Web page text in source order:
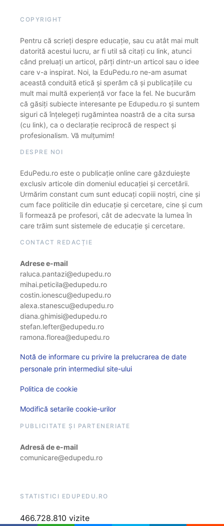
COPYRIGHT
Pentru că scrieți despre educație, sau cu atât mai mult
datorită acestui lucru, ar fi util să citați cu link, atunci
când preluați un articol, părți dintr-un articol sau o idee
care v-a inspirat. Noi, la EduPedu.ro ne-am asumat
această conduită etică și sperăm că și publicațiile cu
mult mai multă experiență vor face la fel. Ne bucurăm
că găsiți subiecte interesante pe Edupedu.ro și suntem
siguri că înțelegeți rugămintea noastră de a cita sursa
(cu link), ca o declarație reciprocă de respect și
profesionalism. Vă mulțumim!
DESPRE NOI
EduPedu.ro este o publicație online care găzduiește
exclusiv articole din domeniul educației și cercetării.
Urmărim constant cum sunt educați copiii noștri, cine și
cum face politicile din educație și cercetare, cine și cum
îi formează pe profesori, cât de adecvate la lumea în
care trăim sunt sistemele de educație și cercetare.
CONTACT REDACȚIE
Adrese e-mail
raluca.pantazi@edupedu.ro
mihai.peticila@edupedu.ro
costin.ionescu@edupedu.ro
alexa.stanescu@edupedu.ro
diana.ghimisi@edupedu.ro
stefan.lefter@edupedu.ro
ramona.florea@edupedu.ro
Notă de informare cu privire la prelucrarea de date
personale prin intermediul site-ului
Politica de cookie
Modifică setarile cookie-urilor
PUBLICITATE ȘI PARTENERIATE
Adresă de e-mail
comunicare@edupedu.ro
STATISTICI EDUPEDU.RO
466.728.810 vizite